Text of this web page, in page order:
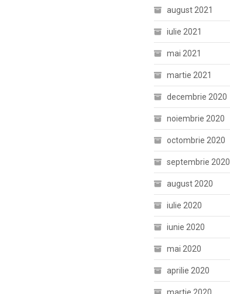
august 2021
iulie 2021
mai 2021
martie 2021
decembrie 2020
noiembrie 2020
octombrie 2020
septembrie 2020
august 2020
iulie 2020
iunie 2020
mai 2020
aprilie 2020